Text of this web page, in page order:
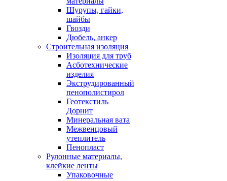
Шурупы, гайки,
шайбы
Гвозди
Дюбель, анкер
Строительная изоляция
Изоляция для труб
Асботехнические
изделия
Экструдированный
пенополистирол
Геотекстиль
Дорнит
Минеральная вата
Межвенцовый
утеплитель
Пенопласт
Рулонные материалы,
клейкие ленты
Упаковочные